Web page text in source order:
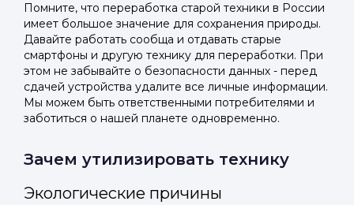
Помните, что переработка старой техники в России
имеет большое значение для сохранения природы.
Давайте работать сообща и отдавать старые
смартфоны и другую технику для переработки. При
этом не забывайте о безопасности данных - перед
сдачей устройства удалите все личные информации.
Мы можем быть ответственными потребителями и
заботиться о нашей планете одновременно.
Зачем утилизировать технику
Экологические причины